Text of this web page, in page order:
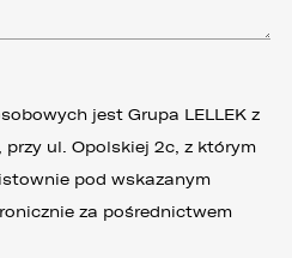
jest Grupa LELLEK z
ul. Opolskiej 2c, z którym
pod wskazanym
za pośrednictwem